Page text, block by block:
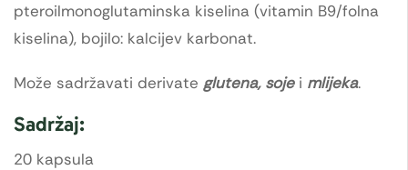
pteroilmonoglutaminska kiselina (vitamin B9/folna
kiselina), bojilo: kalcijev karbonat.
Može sadržavati derivate glutena, soje i mlijeka.
Sadržaj:
20 kapsula